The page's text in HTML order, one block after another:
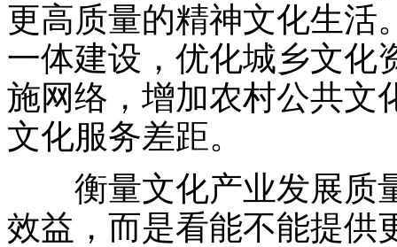
更高质量的精神文化生活
一体建设，优化城乡文化
施网络，增加农村公共文
文化服务差距。
衡量文化产业发展质
效益，而是看能不能提供